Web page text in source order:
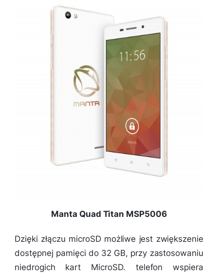
Manta Quad Titan MSP5006
Dzięki złączu microSD możliwe jest zwiększenie
dostępnej pamięci do 32 GB, przy zastosowaniu
niedrogich kart MicroSD. telefon wspiera